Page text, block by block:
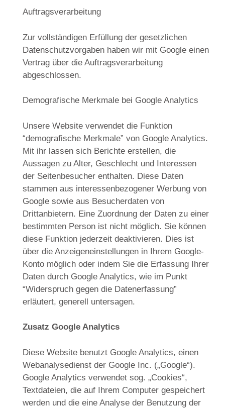
Auftragsverarbeitung
Zur vollständigen Erfüllung der gesetzlichen
Datenschutzvorgaben haben wir mit Google einen
Vertrag über die Auftragsverarbeitung
abgeschlossen.
Demografische Merkmale bei Google Analytics
Unsere Website verwendet die Funktion
“demografische Merkmale” von Google Analytics.
Mit ihr lassen sich Berichte erstellen, die
Aussagen zu Alter, Geschlecht und Interessen
der Seitenbesucher enthalten. Diese Daten
stammen aus interessenbezogener Werbung von
Google sowie aus Besucherdaten von
Drittanbietern. Eine Zuordnung der Daten zu einer
bestimmten Person ist nicht möglich. Sie können
diese Funktion jederzeit deaktivieren. Dies ist
über die Anzeigeneinstellungen in Ihrem Google-
Konto möglich oder indem Sie die Erfassung Ihrer
Daten durch Google Analytics, wie im Punkt
“Widerspruch gegen die Datenerfassung”
erläutert, generell untersagen.
Zusatz Google Analytics
Diese Website benutzt Google Analytics, einen
Webanalysedienst der Google Inc. („Google“).
Google Analytics verwendet sog. „Cookies“,
Textdateien, die auf Ihrem Computer gespeichert
werden und die eine Analyse der Benutzung der